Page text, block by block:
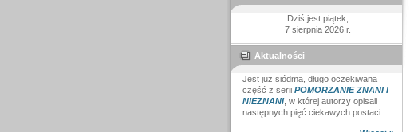
Dziś jest piątek,
7 sierpnia 2026 r.
Aktualności
Jest już siódma, długo oczekiwana
część z serii POMORZANIE ZNANI I
NIEZNANI, w której autorzy opisali
następnych pięć ciekawych postaci.